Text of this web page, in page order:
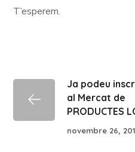
T’esperem.
Ja podeu
al Mercat de
PRODUCTES
novembre 26,